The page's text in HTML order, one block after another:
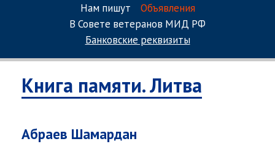
Нам пишут
Объявления
В Совете ветеранов МИД РФ
Банковские реквизиты
Книга памяти. Литва
Абраев Шамардан